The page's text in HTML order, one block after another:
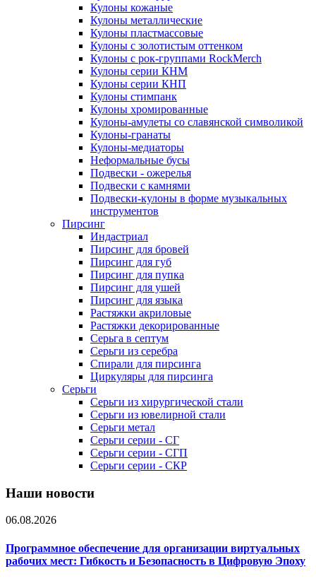
Кулоны кожаные
Кулоны металлические
Кулоны пластмассовые
Кулоны с золотистым оттенком
Кулоны с рок-группами RockMerch
Кулоны серии КНМ
Кулоны серии КНП
Кулоны стимпанк
Кулоны хромированные
Кулоны-амулеты со славянской символикой
Кулоны-гранаты
Кулоны-медиаторы
Неформальные бусы
Подвески - ожерелья
Подвески с камнями
Подвески-кулоны в форме музыкальных
инструментов
Пирсинг
Индастриал
Пирсинг для бровей
Пирсинг для губ
Пирсинг для пупка
Пирсинг для ушей
Пирсинг для языка
Растяжки акриловые
Растяжки декорированные
Серьга в септум
Серьги из серебра
Спирали для пирсинга
Циркуляры для пирсинга
Серьги
Серьги из хирургической стали
Серьги из ювелирной стали
Серьги метал
Серьги серии - СГ
Серьги серии - СГП
Серьги серии - СКР
Наши новости
06.08.2026
Программное обеспечение для организации виртуальных
рабочих мест: Гибкость и Безопасность в Цифровую Эпоху